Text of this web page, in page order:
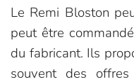
Le Remi Bloston
peut être
du fabricant. Ils
souvent des